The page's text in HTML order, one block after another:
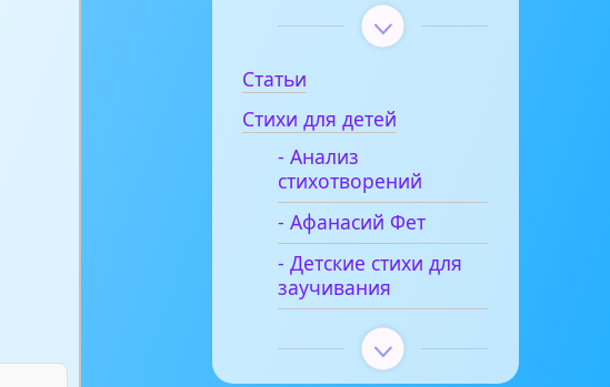
Статьи
Стихи для детей
- Анализ
стихотворений
- Афанасий Фет
- Детские стихи для
заучивания